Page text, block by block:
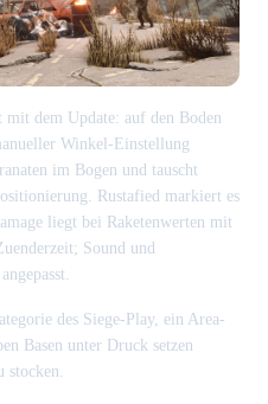
mit dem Update: auf den Boden
Winkel-Einstellung
im Bogen und tauscht
Rustafied markiert es
liegt bei Raketenwerten mit
Sound und
des Siege-Play, ein Area-
Basen unter Druck setzen